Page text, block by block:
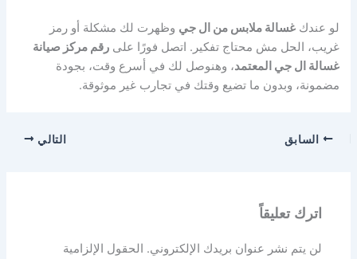
لو عندكغسالة ملابس من ال جي وظهرت لك مشكلة أو رمز
غريب، الحل مش محتاج تفكير. اتصل فورًا علىرقم مركز صيانة
غسالة ال جي المعتمد، وهنوصل لك في أسرع وقت، بجودة
مضمونة، وبدون ما تضيع وقتك في تجارب غير موثوقة.
السابق التالي
اترك تعليقاً
لن يتم نشر عنوان بريدك الإلكتروني. الحقول الإلزامية